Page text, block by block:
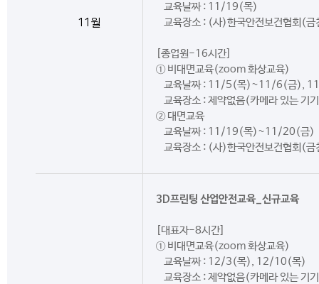
11월
교육날짜 : 11/19(목)
교육장소 : (사)한국안전보건협회(금
[종업원-16시간]
① 비대면교육(zoom 화상교육)
교육날짜 : 11/5(목)~11/6(금),
교육장소 : 제약없음(카메라 있는 기
② 대면교육
교육날짜 : 11/19(목)~11/20(금)
교육장소 : (사)한국안전보건협회(금
3D프린팅 산업안전교육_신규교육
[대표자-8시간]
① 비대면교육(zoom 화상교육)
교육날짜 : 12/3(목), 12/10(목)
교육장소 : 제약없음(카메라 있는 기